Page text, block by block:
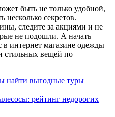
быть не только удобной,
несколько секретов.
следите за акциями и не
не подошли. А начать
интернет магазине одежды
стильных вещей по
найти выгодные туры
рейтинг недорогих